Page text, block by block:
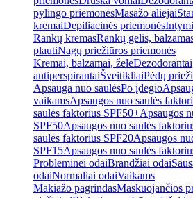
pylingo priemonėsMasažo aliejai
kremaiDepiliacinės priemonės
Rankų kremasRankų gelis,
plautiNagų priežiūros priemonės
Kremai, balzamai, želė
antiperspirantaiŠveitikliaiPėdų
Apsauga nuo saulėsPo įdegio
vaikamsApsaugos nuo saulės
saulės faktorius SPF50+Apsaugos
SPF50Apsaugos nuo saulės
saulės faktorius SPF20Apsaugos
SPF15Apsaugos nuo saulės
Probleminei odaiBrandžiai odai
odaiNormaliai odaiVaikams
Makiažo pagrindasMaskuojančios